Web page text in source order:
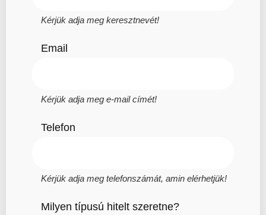
Kérjük adja meg keresztnevét!
Email
Kérjük adja meg e-mail címét!
Telefon
Kérjük adja meg telefonszámát, amin elérhetjük!
Milyen típusú hitelt szeretne?